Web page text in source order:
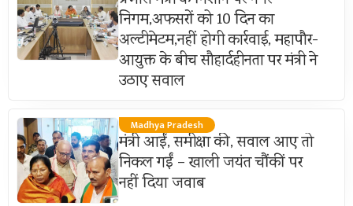
निगम,अफसरों को 10 दिन का
अल्टीमेटम,नहीं होगी कार्रवाई, महापौर-
आयुक्त के बीच सौहार्दहीनता पर मंत्री ने
उठाए सवाल
Madhya Pradesh
मंत्री आईं, समीक्षा की, सवाल आए तो
निकल गईं – खाली जयंत चौंकीं पर
नहीं दिया जवाब